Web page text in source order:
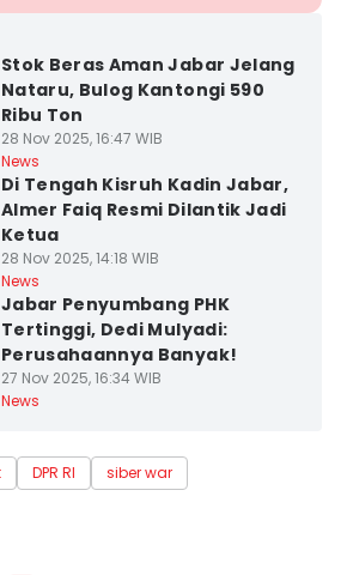
Stok Beras Aman Jabar Jelang
Nataru, Bulog Kantongi 590
Ribu Ton
28 Nov 2025, 16:47 WIB
News
Di Tengah Kisruh Kadin Jabar,
Almer Faiq Resmi Dilantik Jadi
Ketua
28 Nov 2025, 14:18 WIB
News
Jabar Penyumbang PHK
Tertinggi, Dedi Mulyadi:
Perusahaannya Banyak!
27 Nov 2025, 16:34 WIB
News
DPR RI siber war